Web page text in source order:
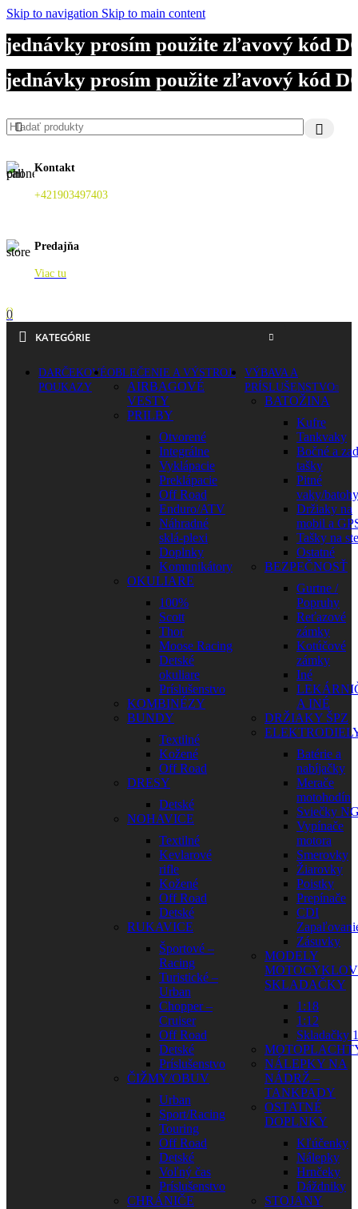
Skip to navigation Skip to main content
prosím použite zľavový kód
prosím použite zľavový kód
prosím použite zľavový kód
Kontakt
+421903497403
Predajňa
Viac tu
0
KATEGÓRIE
DARČEKOVÉ
POUKAZY
OBLEČENIE A VÝSTROJ
AIRBAGOVÉ
VESTY
PRILBY
Otvorené
Integrálne
Vyklápacie
Preklápacie
Off Road
Enduro/ATV
Náhradné
sklá-plexi
Doplnky
Komunikátory
OKULIARE
100%
Scott
Thor
Moose Racing
Detské
okuliare
Príslušenstvo
KOMBINÉZY
BUNDY
Textilné
Kožené
Off Road
DRESY
Detské
NOHAVICE
Textilné
Kevlarové
rifle
Kožené
Off Road
Detské
RUKAVICE
Športové –
Racing
Turistické –
Urban
Chopper –
Cruiser
Off Road
Detské
Príslušenstvo
ČIŽMY/OBUV
Urban
Sport/Racing
Touring
Off Road
Detské
Voľný čas
Príslušenstvo
CHRÁNIČE
VÝBAVA A
PRÍSLUŠENSTVO
BATOŽINA
Kufre
Tankvaky
Bočné a
tašky
Pitné
vaky/batohy
Držiaky na
mobil a
Tašky na
Ostatné
BEZPEČNOSŤ
Gurtne /
Popruhy
Reťazové
zámky
Kotúčové
zámky
Iné
A INÉ
DRŽIAKY ŠPZ
Batérie a
nabíjačky
Merače
motohodín
Sviečky
Vypínače
motora
Smerovky
Žiarovky
Poistky
Prepínače
CDI
Zásuvky
MODELY
SKLADAČKY
1:18
1:12
Skladačky
NÁLEPKY NA
NÁDRŽ –
TANKPADY
OSTATNÉ
DOPLNKY
Kľúčenky
Nálepky
Hrnčeky
Dáždniky
STOJANY